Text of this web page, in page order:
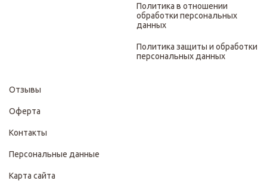
Политика в отношении
обработки персональных
данных
Политика защиты и обработки
персональных данных
Отзывы
Оферта
Контакты
Персональные данные
Карта сайта